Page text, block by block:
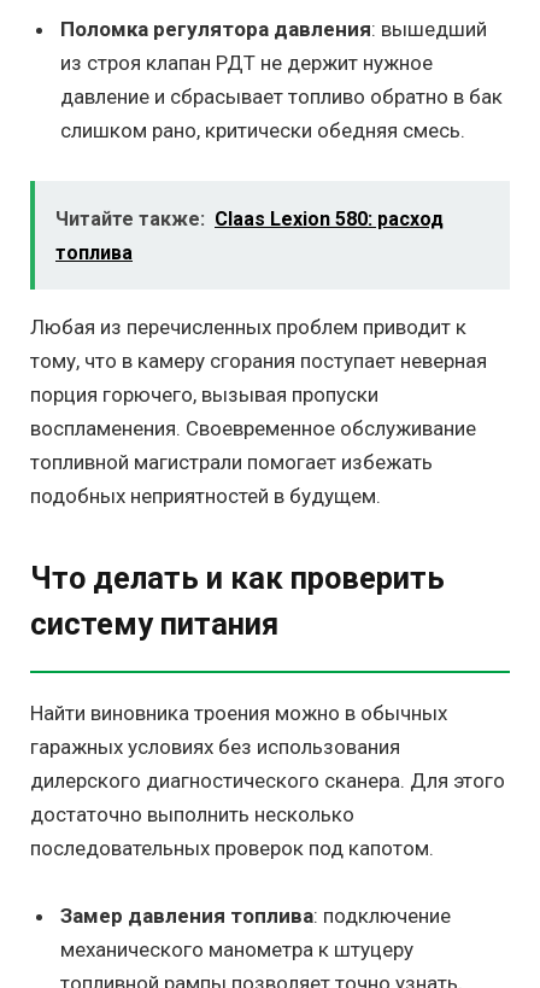
Поломка регулятора давления: вышедший
из строя клапан РДТ не держит нужное
давление и сбрасывает топливо обратно в бак
слишком рано, критически обедняя смесь.
Читайте также: Claas Lexion 580: расход
топлива
Любая из перечисленных проблем приводит к
тому, что в камеру сгорания поступает неверная
порция горючего, вызывая пропуски
воспламенения. Своевременное обслуживание
топливной магистрали помогает избежать
подобных неприятностей в будущем.
Что делать и как проверить
систему питания
Найти виновника троения можно в обычных
гаражных условиях без использования
дилерского диагностического сканера. Для этого
достаточно выполнить несколько
последовательных проверок под капотом.
Замер давления топлива: подключение
механического манометра к штуцеру